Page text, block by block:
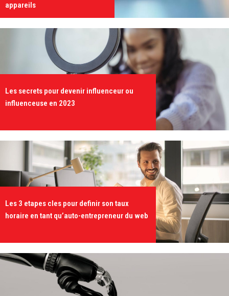
appareils
Les secrets pour devenir influenceur ou
influenceuse en 2023
Les 3 etapes cles pour definir son taux
horaire en tant qu’auto-entrepreneur du web